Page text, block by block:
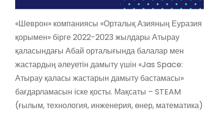
«Шеврон» компаниясы «Орталық Азияның Еуразия
қорымен» бірге 2022-2023 жылдары Атырау
қаласындағы Абай орталығында балалар мен
жастардың әлеуетін дамыту үшін «Jas Space:
Атырау қаласы жастарын дамыту бастамасы»
бағдарламасын іске қосты. Мақсаты – STEAM
(ғылым, технология, инженерия, өнер, математика)